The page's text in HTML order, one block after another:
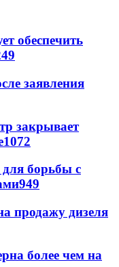
обеспечить
заявления
закрывает
1072
для борьбы с
949
продажу дизеля
более чем на